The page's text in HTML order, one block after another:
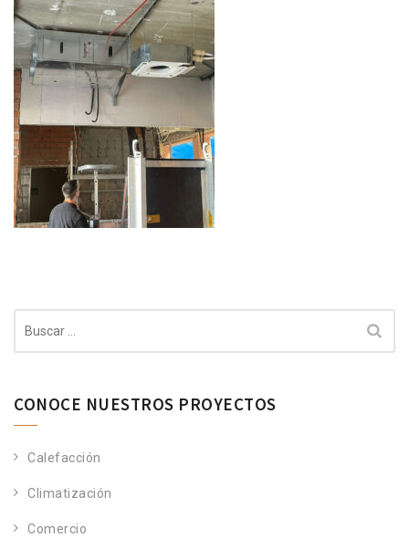
CONOCE NUESTROS PROYECTOS
Calefacción
Climatización
Comercio